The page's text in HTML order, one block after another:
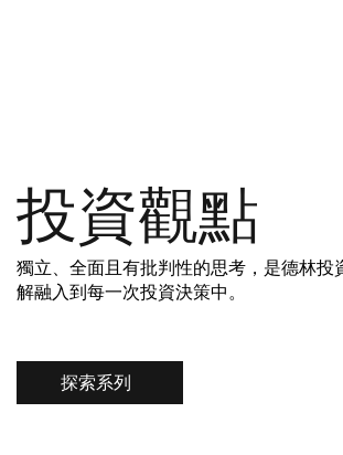
投資觀點
獨立、全面且有批判性的思考，是德林
解融入到每一次投資決策中。
探索系列